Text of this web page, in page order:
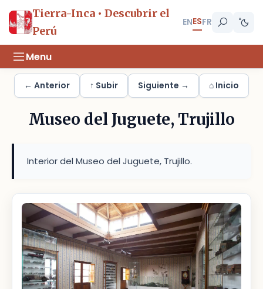
Tierra-Inca • Descubrir el
Perú
ENESFR
Menu
← Anterior ↑ Subir Siguiente → ⌂ Inicio
Museo del Juguete, Trujillo
Interior del Museo del Juguete, Trujillo.